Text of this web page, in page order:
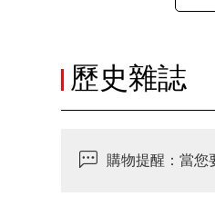
歷史雜誌
購物提醒：當您